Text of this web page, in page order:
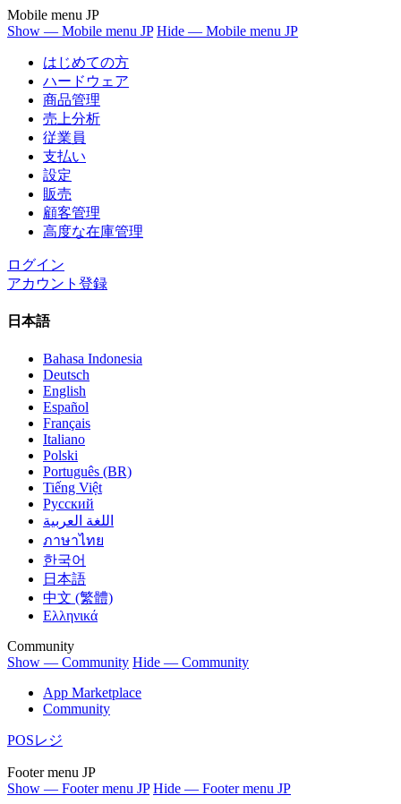
Mobile menu JP
Show — Mobile menu JP Hide — Mobile menu JP
はじめての方
ハードウェア
商品管理
売上分析
従業員
支払い
設定
販売
顧客管理
高度な在庫管理
ログイン
アカウント登録
日本語
Bahasa Indonesia
Deutsch
English
Español
Français
Italiano
Polski
Português (BR)
Tiếng Việt
Русский
اللغة العربية
ภาษาไทย
한국어
日本語
中文 (繁體)
Ελληνικά
Community
Show — Community Hide — Community
App Marketplace
Community
POSレジ
Footer menu JP
Show — Footer menu JP Hide — Footer menu JP